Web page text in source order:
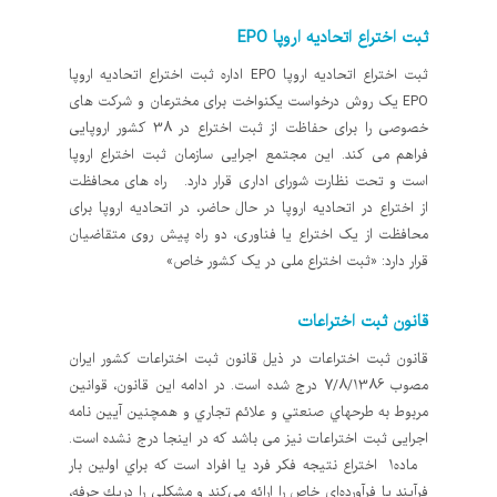
ثبت اختراع اتحادیه اروپا EPO
ثبت اختراع اتحادیه اروپا EPO اداره ثبت اختراع اتحادیه اروپا
EPO یک روش درخواست یکنواخت برای مخترعان و شرکت های
خصوصی را برای حفاظت از ثبت اختراع در 38 کشور اروپایی
فراهم می کند. این مجتمع اجرایی سازمان ثبت اختراع اروپا
است و تحت نظارت شورای اداری قرار دارد. راه های محافظت
از اختراع در اتحادیه اروپا در حال حاضر، در اتحادیه اروپا برای
محافظت از یک اختراع یا فناوری، دو راه پیش روی متقاضیان
قرار دارد: «ثبت اختراع ملی در یک کشور خاص»
قانون ثبت اختراعات
قانون ثبت اختراعات در ذیل قانون ثبت اختراعات کشور ایران
مصوب 7/8/1386 درج شده است. در ادامه این قانون، قوانین
مربوط به طرحهاي صنعتي و علائم تجاري و همچنین آیین نامه
اجرایی ثبت اختراعات نیز می باشد که در اینجا درج نشده است.
ماده1 اختراع نتيجه فكر فرد يا افراد است كه براي اولين بار
فرآيند يا فرآورده‌اي خاص را ارائه مي‌كند و مشكلي را دريك حرفه‌،